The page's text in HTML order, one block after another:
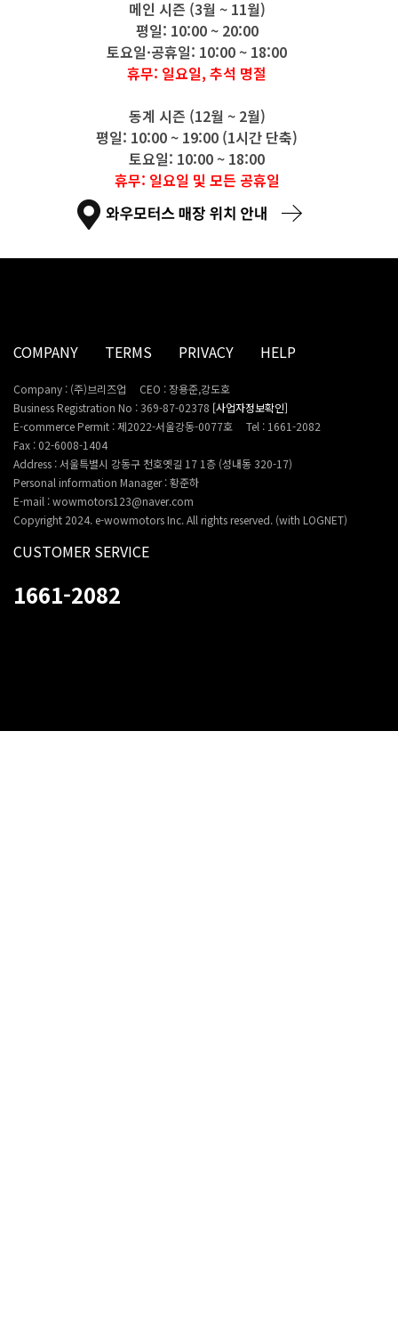
메인 시즌 (3월 ~ 11월)
평일: 10:00 ~ 20:00
토요일·공휴일: 10:00 ~ 18:00
휴무: 일요일, 추석 명절
동계 시즌 (12월 ~ 2월)
평일: 10:00 ~ 19:00 (1시간 단축)
토요일: 10:00 ~ 18:00
휴무: 일요일 및 모든 공휴일
COMPANY TERMS PRIVACY HELP
Company : (주)브리즈업
CEO : 장용준,강도호
Business Registration No : 369-87-02378 [사업자정보확인]
E-commerce Permit : 제2022-서울강동-0077호
Tel : 1661-2082
Fax : 02-6008-1404
Address : 서울특별시 강동구 천호옛길 17 1층 (성내동 320-17)
Personal information Manager : 황준하
E-mail : wowmotors123@naver.com
Copyright 2024. e-wowmotors Inc. All rights reserved. (with LOGNET)
CUSTOMER SERVICE
1661-2082